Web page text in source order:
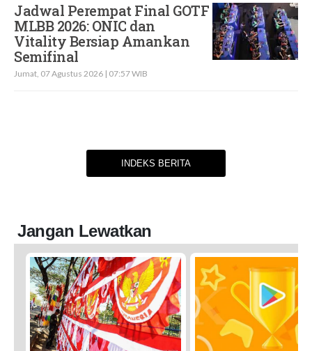
Jadwal Perempat Final GOTF
MLBB 2026: ONIC dan
Vitality Bersiap Amankan
Semifinal
Jumat, 07 Agustus 2026 | 07:57 WIB
INDEKS BERITA
Jangan Lewatkan